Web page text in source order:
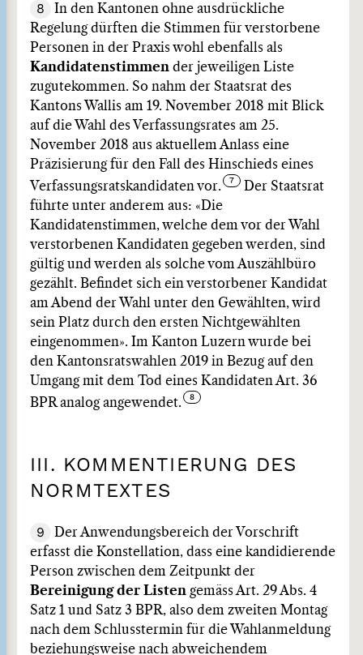
8
In den Kantonen ohne ausdrückliche
Regelung dürften die Stimmen für verstorbene
Personen in der Praxis wohl ebenfalls als
Kandidatenstimmen der jeweiligen Liste
zugutekommen. So nahm der Staatsrat des
Kantons Wallis am 19. November 2018 mit Blick
auf die Wahl des Verfassungsrates am 25.
November 2018 aus aktuellem Anlass eine
Präzisierung für den Fall des Hinschieds eines
Verfassungsratskandidaten vor.
Der Staatsrat
führte unter anderem aus: «Die
Kandidatenstimmen, welche dem vor der Wahl
verstorbenen Kandidaten gegeben werden, sind
gültig und werden als solche vom Auszählbüro
gezählt. Befindet sich ein verstorbener Kandidat
am Abend der Wahl unter den Gewählten, wird
sein Platz durch den ersten Nichtgewählten
eingenommen». Im Kanton Luzern wurde bei
den Kantonsratswahlen 2019 in Bezug auf den
Umgang mit dem Tod eines Kandidaten Art. 36
BPR analog angewendet.
III. KOMMENTIERUNG DES
NORMTEXTES
9
Der Anwendungsbereich der Vorschrift
erfasst die Konstellation, dass eine kandidierende
Person zwischen dem Zeitpunkt der
Bereinigung der Listen gemäss Art. 29 Abs. 4
Satz 1 und Satz 3 BPR, also dem zweiten Montag
nach dem Schlusstermin für die Wahlanmeldung
beziehungsweise nach abweichendem